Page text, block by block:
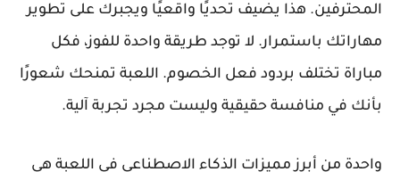
المحترفين. هذا يضيف تحديًا واقعيًا ويجبرك على تطوير
مهاراتك باستمرار. لا توجد طريقة واحدة للفوز، فكل
مباراة تختلف بردود فعل الخصوم. اللعبة تمنحك شعورًا
بأنك في منافسة حقيقية وليست مجرد تجربة آلية.
واحدة من أبرز مميزات الذكاء الاصطناعي في اللعبة هي